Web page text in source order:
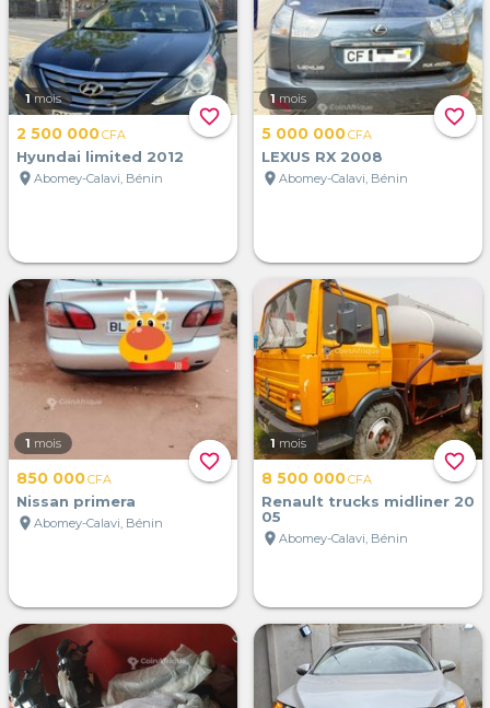
favorite_border
1 mois
2 500 000CFA
Hyundai limited 2012
location_on Abomey-Calavi, Bénin
favorite_border
1 mois
5 000 000CFA
LEXUS RX 2008
location_on Abomey-Calavi, Bénin
favorite_border
1 mois
850 000CFA
Nissan primera
location_on Abomey-Calavi, Bénin
favorite_border
1 mois
8 500 000CFA
Renault trucks midliner 20
05
location_on Abomey-Calavi, Bénin